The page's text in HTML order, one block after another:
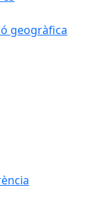
geogràfica